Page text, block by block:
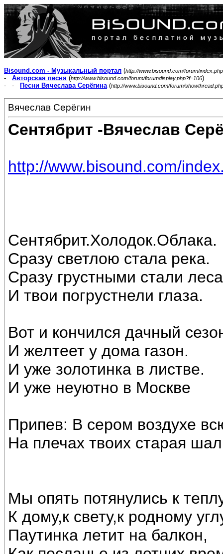
Bisound.com - Музыкальный портал (http://www.bisound.com/forum/index.php
- Авторская песня (http://www.bisound.com/forum/forumdisplay.php?f=106)
- -
Песни Вячеслава Серёгина(http://www.bisound.com/forum/
Вячеслав Серёгин
Сентябрит -Вячеслав
http://www.bisound.com/
Сентябрит.Холодок.Облака.
Сразу светлою стала река.
Сразу грустными стали
И твои погрустнели глаза.
Вот и кончился дачный
И желтеет у дома газон.
И уже золотинка в листве.
И уже неуютно в Москве
Припев: В сером воздухе
На плечах твоих старая
Мы опять потянулись к
К дому,к свету,к родному
Паутинка летит на балкон,